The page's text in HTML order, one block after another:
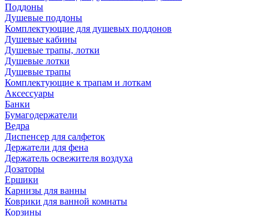
Поддоны
Душевые поддоны
Комплектующие для душевых поддонов
Душевые кабины
Душевые трапы, лотки
Душевые лотки
Душевые трапы
Комплектующие к трапам и лоткам
Аксессуары
Банки
Бумагодержатели
Ведра
Диспенсер для салфеток
Держатели для фена
Держатель освежителя воздуха
Дозаторы
Ершики
Карнизы для ванны
Коврики для ванной комнаты
Корзины